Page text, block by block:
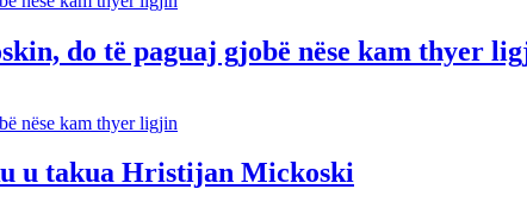
do të paguaj gjobë nëse kam thyer
u takua Hristijan Mickoski